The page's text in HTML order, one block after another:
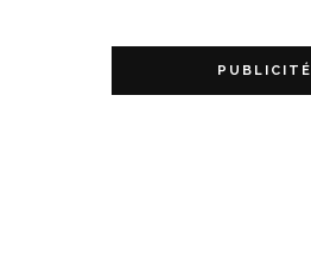
PUBLICITÉ